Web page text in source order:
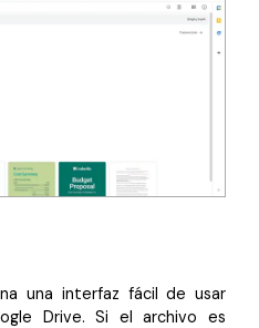
una interfaz fácil de usar
Drive. Si el archivo es